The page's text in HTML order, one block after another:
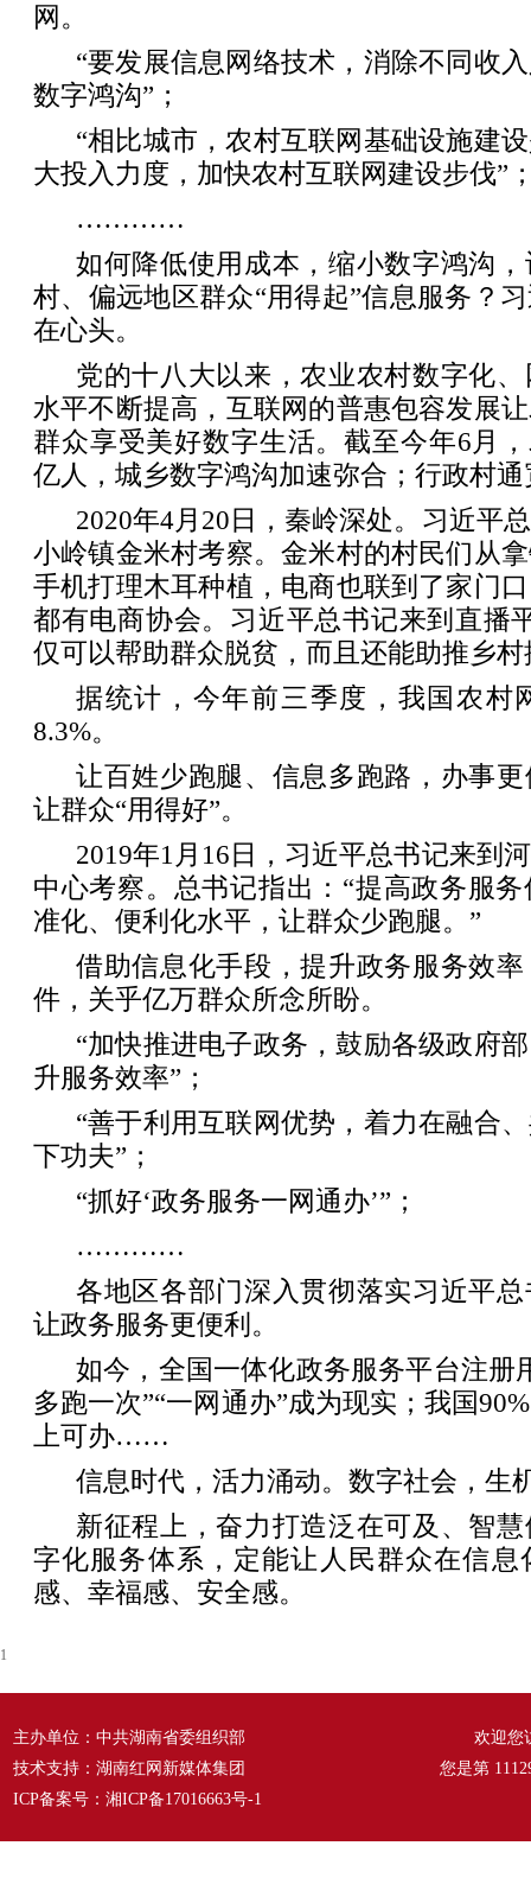
网。
“要发展信息网络技术，消除不同收
数字鸿沟”；
“相比城市，农村互联网基础设施建
大投入力度，加快农村互联网建设步伐”
…………
如何降低使用成本，缩小数字鸿沟
村、偏远地区群众“用得起”信息服务？
在心头。
党的十八大以来，农业农村数字化
水平不断提高，互联网的普惠包容发展
群众享受美好数字生活。截至今年6月
亿人，城乡数字鸿沟加速弥合；行政村
2020年4月20日，秦岭深处。习近平
小岭镇金米村考察。金米村的村民们从
手机打理木耳种植，电商也联到了家门
都有电商协会。习近平总书记来到直播
仅可以帮助群众脱贫，而且还能助推乡
据统计，今年前三季度，我国农村
8.3%。
让百姓少跑腿、信息多跑路，办事
让群众“用得好”。
2019年1月16日，习近平总书记来到
中心考察。总书记指出：“提高政务服
准化、便利化水平，让群众少跑腿。”
借助信息化手段，提升政务服务效
件，关乎亿万群众所念所盼。
“加快推进电子政务，鼓励各级政府
升服务效率”；
“善于利用互联网优势，着力在融合
下功夫”；
“抓好‘政务服务一网通办’”；
…………
各地区各部门深入贯彻落实习近平
让政务服务更便利。
如今，全国一体化政务服务平台注册
多跑一次”“一网通办”成为现实；我国
上可办……
信息时代，活力涌动。数字社会，生
新征程上，奋力打造泛在可及、智
字化服务体系，定能让人民群众在信息
感、幸福感、安全感。
1
主办单位：中共湖南省委组织部
技术支持：湖南红网新媒体集团
ICP备案号： 湘ICP备17016663号-1
欢迎您
您是第